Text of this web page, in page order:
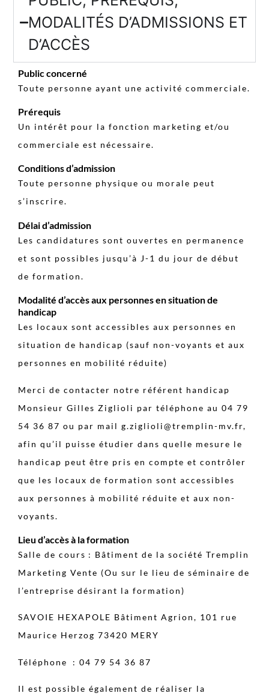
MODALITÉS D’ADMISSIONS ET
D’ACCÈS
Public concerné
Toute personne ayant une activité commerciale.
Prérequis
Un intérêt pour la fonction marketing et/ou
commerciale est nécessaire.
Conditions d’admission
Toute personne physique ou morale peut
s’inscrire.
Délai d’admission
Les candidatures sont ouvertes en permanence
et sont possibles jusqu’à J-1 du jour de début
de formation.
Modalité d’accès aux personnes en situation de
handicap
Les locaux sont accessibles aux personnes en
situation de handicap (sauf non-voyants et aux
personnes en mobilité réduite)
Merci de contacter notre référent handicap
Monsieur Gilles Ziglioli par téléphone au 04 79
54 36 87 ou par mail g.ziglioli@tremplin-mv.fr,
afin qu’il puisse étudier dans quelle mesure le
handicap peut être pris en compte et contrôler
que les locaux de formation sont accessibles
aux personnes à mobilité réduite et aux non-
voyants.
Lieu d’accès à la formation
Salle de cours : Bâtiment de la société Tremplin
Marketing Vente (Ou sur le lieu de séminaire de
l’entreprise désirant la formation)
SAVOIE HEXAPOLE Bâtiment Agrion, 101 rue
Maurice Herzog 73420 MERY
Téléphone : 04 79 54 36 87
Il est possible également de réaliser la